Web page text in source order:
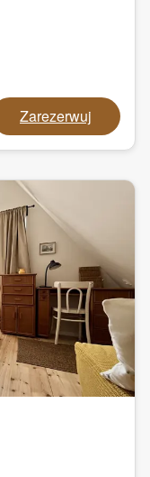
Zarezerwuj